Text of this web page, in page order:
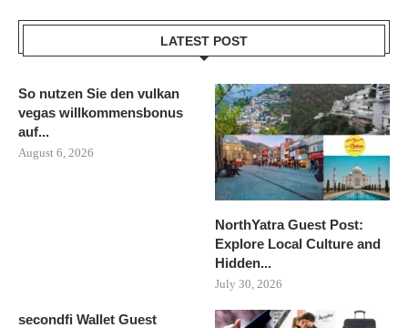
LATEST POST
So nutzen Sie den vulkan
vegas willkommensbonus
auf...
August 6, 2026
NorthYatra Guest Post:
Explore Local Culture and
Hidden...
July 30, 2026
secondfi Wallet Guest